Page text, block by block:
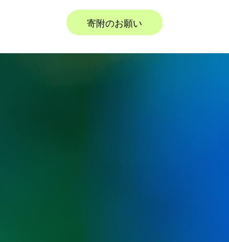
寄附のお願い